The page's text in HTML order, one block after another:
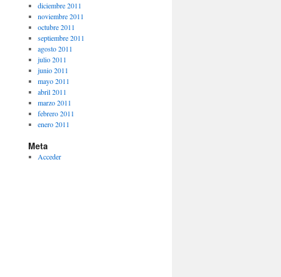
diciembre 2011
noviembre 2011
octubre 2011
septiembre 2011
agosto 2011
julio 2011
junio 2011
mayo 2011
abril 2011
marzo 2011
febrero 2011
enero 2011
Meta
Acceder